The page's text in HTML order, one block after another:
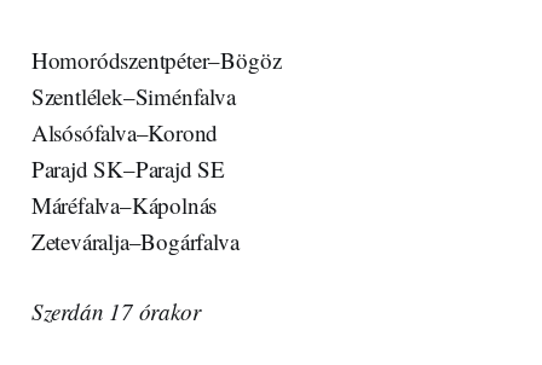
Homoródszentpéter–Bögöz
Szentlélek–Siménfalva
Alsósófalva–Korond
Parajd SK–Parajd SE
Máréfalva–Kápolnás
Zeteváralja–Bogárfalva
Szerdán 17 órakor